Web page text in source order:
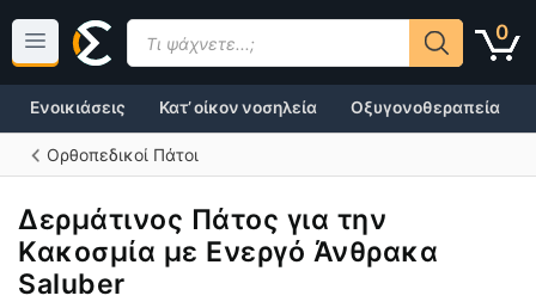
περιεχόμενο
0
Products
search
Κατ’ οίκον νοσηλεία Οξυγονοθεραπεία
Ενοικιάσεις
Ορθοπεδικοί Πάτοι
Δερμάτινος Πάτος για την
Κακοσμία με Ενεργό Άνθρακα
Saluber